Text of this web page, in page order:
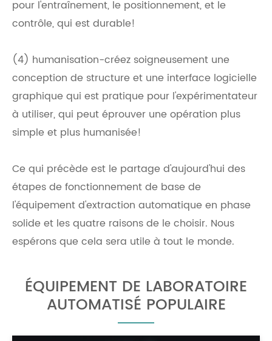
pour l'entraînement, le positionnement, et le
contrôle, qui est durable!
(4) humanisation-créez soigneusement une
conception de structure et une interface logicielle
graphique qui est pratique pour l'expérimentateur
à utiliser, qui peut éprouver une opération plus
simple et plus humanisée!
Ce qui précède est le partage d'aujourd'hui des
étapes de fonctionnement de base de
l'équipement d'extraction automatique en phase
solide et les quatre raisons de le choisir. Nous
espérons que cela sera utile à tout le monde.
ÉQUIPEMENT DE LABORATOIRE
AUTOMATISÉ POPULAIRE